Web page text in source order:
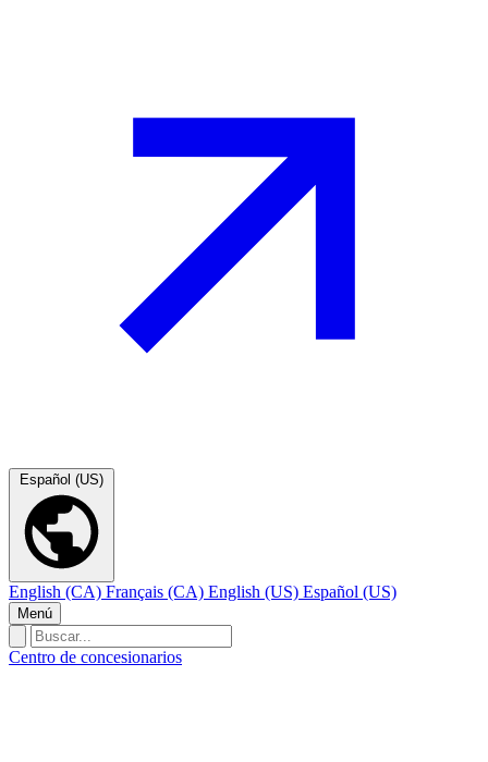
Español (US)
English (CA) Français (CA) English (US) Español (US)
Menú
Centro de concesionarios